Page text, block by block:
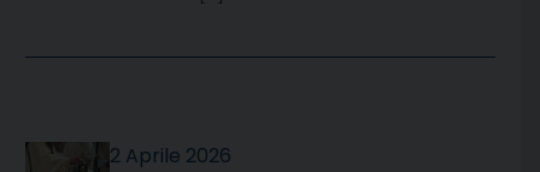
2 Aprile 2026